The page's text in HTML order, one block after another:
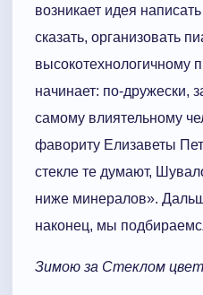
возникает идея
сказать, организовать
высокотехнологичному
начинает: по-дружески,
самому влиятельному
фавориту Елизаветы
стекле те думают,
ниже минералов».
наконец, мы
Зимою за Стеклом